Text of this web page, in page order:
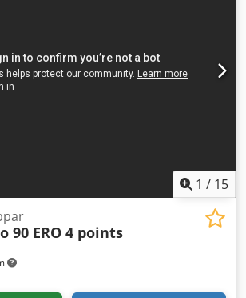
520 mm x 600 mm / 20,5" x 23,6"
- Material: vågkartong E, B, C, CB, BE -
ark/timme Dedpfx Aajv Ifpustjck
1 / 15
90 ERO 4 points